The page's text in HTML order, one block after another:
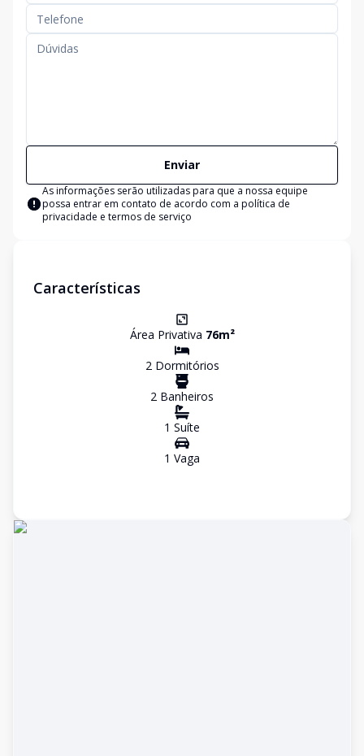
Enviar
As informações serão utilizadas para que a nossa equipe
possa entrar em contato de acordo com a política de
privacidade e termos de serviço
Características
Área Privativa 76m²
2Dormitórios
2 Banheiros
1 Suíte
1 Vaga